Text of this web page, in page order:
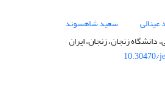
سعید شاهسوند
دانشگاه زنجان، زنجان، ایران
10.30470/